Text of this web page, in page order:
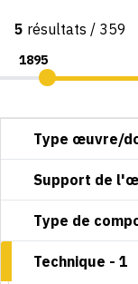
5 résultats / 359
Type œuvre/
Support de
Type de
Technique - 1